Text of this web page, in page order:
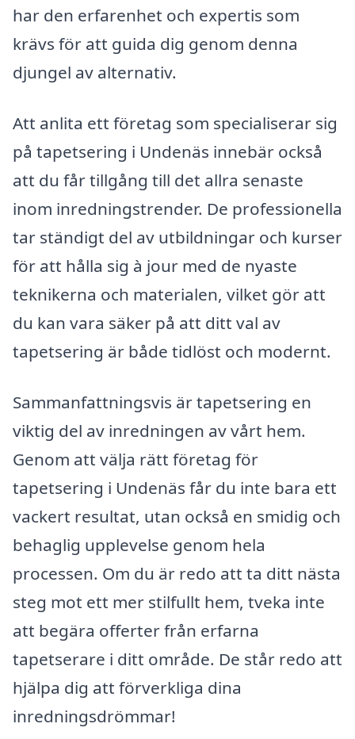
har den erfarenhet och expertis som
krävs för att guida dig genom denna
djungel av alternativ.
Att anlita ett företag som specialiserar sig
på tapetsering i Undenäs innebär också
att du får tillgång till det allra senaste
inom inredningstrender. De professionella
tar ständigt del av utbildningar och kurser
för att hålla sig à jour med de nyaste
teknikerna och materialen, vilket gör att
du kan vara säker på att ditt val av
tapetsering är både tidlöst och modernt.
Sammanfattningsvis är tapetsering en
viktig del av inredningen av vårt hem.
Genom att välja rätt företag för
tapetsering i Undenäs får du inte bara ett
vackert resultat, utan också en smidig och
behaglig upplevelse genom hela
processen. Om du är redo att ta ditt nästa
steg mot ett mer stilfullt hem, tveka inte
att begära offerter från erfarna
tapetserare i ditt område. De står redo att
hjälpa dig att förverkliga dina
inredningsdrömmar!